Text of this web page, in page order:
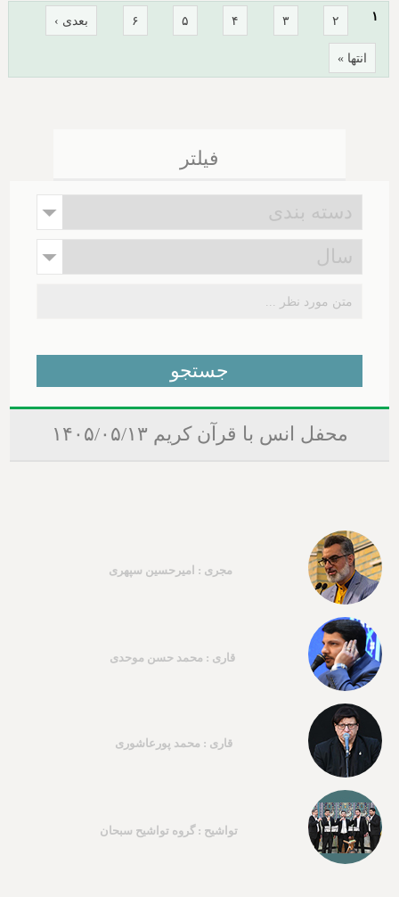
صفحه‌ها
۱ ۲ ۳ ۴ ۵ ۶ بعدی ›
انتها »
فیلتر
محفل انس با قرآن کریم ۱۴۰۵/۰۵/۱۳
مجری : امیرحسین سپهری
قاری : محمد حسن موحدی
قاری : محمد پورعاشوری
تواشیح : گروه تواشیح سبحان